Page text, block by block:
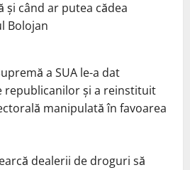
și când ar putea cădea
Bolojan
a SUA le-a dat
republicanilor și a reinstituit
manipulată în favoarea
dealerii de droguri să